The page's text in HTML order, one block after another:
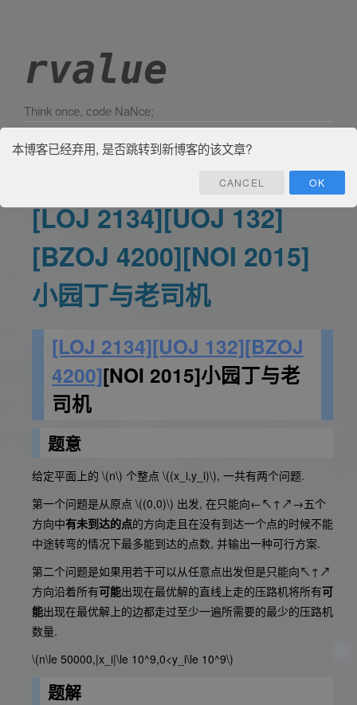
rvalue
Τhіnk οncе, сοdе ΝаΝcе;
博客园 首页 联系 管理
[LOJ 2134][UOJ 132]
[BZOJ 4200][NOI 2015]
小园丁与老司机
[LOJ 2134][UOJ 132][BZOJ
4200][NOI 2015]小园丁与老
司机
题意
给定平面上的 \(n\) 个整点 \((x_i,y_i)\), 一共有两个问题.
第一个问题是从原点 \((0,0)\) 出发, 在只能向←↖↑↗→五个
方向中有未到达的点的方向走且在没有到达一个点的时候不能
中途转弯的情况下最多能到达的点数, 并输出一种可行方案.
第二个问题是如果用若干可以从任意点出发但是只能向↖↑↗
方向沿着所有可能出现在最优解的直线上走的压路机将所有可
能出现在最优解上的边都走过至少一遍所需要的最少的压路机
数量.
\(n\le 50000,|x_i|\le 10^9,0<y_i\le 10^9\)
题解
本博客已经弃用, 是否跳转到新博客的该文章?
OK
CANCEL